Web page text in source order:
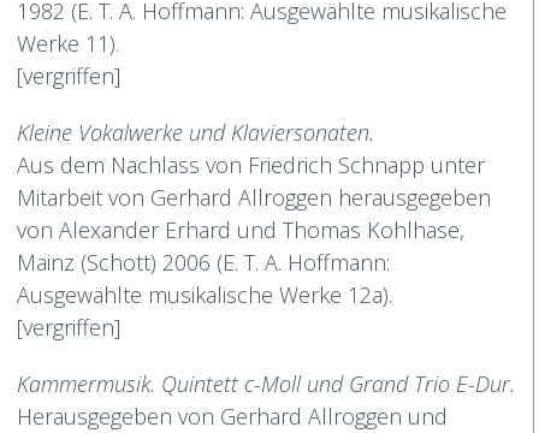
1982 (E. T. A. Hoffmann: Ausgewählte musikalische
Werke 11).
[vergriffen]
Kleine Vokalwerke und Klaviersonaten.
Aus dem Nachlass von Friedrich Schnapp unter
Mitarbeit von Gerhard Allroggen herausgegeben
von Alexander Erhard und Thomas Kohlhase,
Mainz (Schott) 2006 (E. T. A. Hoffmann:
Ausgewählte musikalische Werke 12a).
[vergriffen]
Kammermusik. Quintett c-Moll und Grand Trio E-Dur.
Herausgegeben von Gerhard Allroggen und